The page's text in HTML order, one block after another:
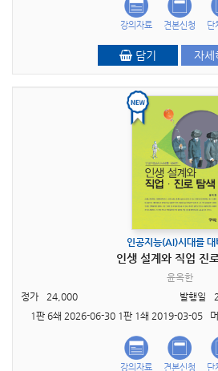
강의자료 견본신청 단
담기 자세
인공지능(AI)시대를 대
인생 설계와 직업 진
윤옥한
정가
24,000 발행일
강의자료 견본신청 단